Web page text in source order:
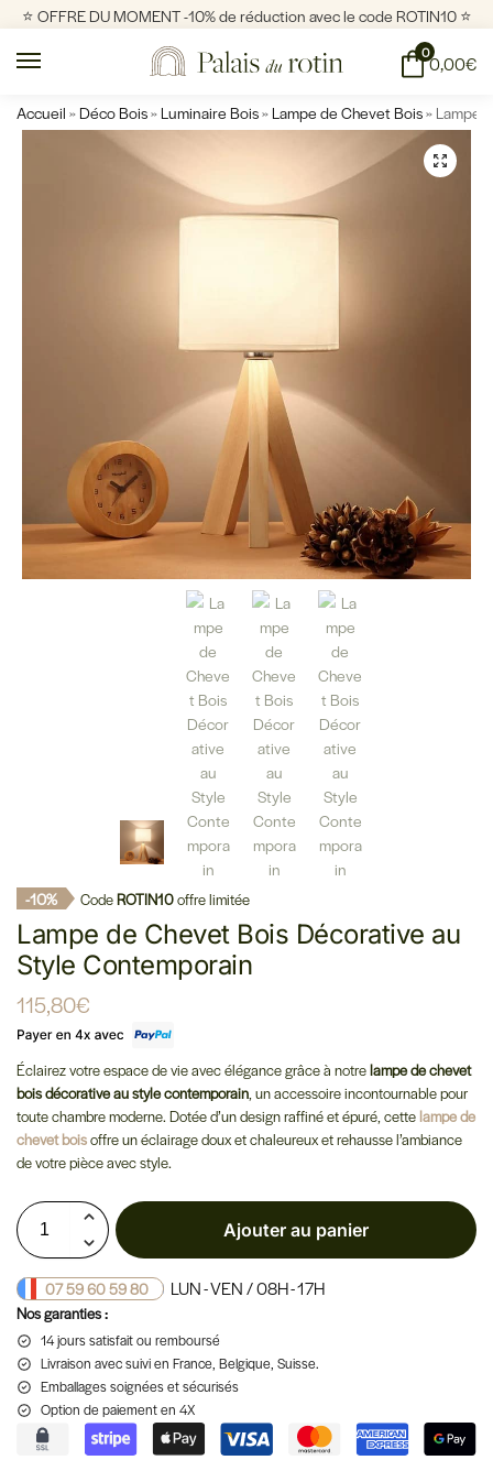
⭐️ OFFRE DU MOMENT -10% de réduction avec le code ROTIN10 ⭐️
00,00€
Accueil » Déco Bois» Luminaire Bois» Lampe de Chevet Bois» Lampe
-10% CodeROTIN10offre limitée
Lampe de Chevet Bois Décorative au
Style Contemporain
115,80€
Éclairez votre espace de vie avec élégance grâce à notrelampe de chevet
bois décorative au style contemporain, un accessoire incontournable pour
toute chambre moderne. Dotée d’un design raffiné et épuré, cettelampe de
chevet boisoffre un éclairage doux et chaleureux et rehausse l’ambiance
de votre pièce avec style.
Ajouter au panier
07 59 60 59 80 LUN - VEN / 08H - 17H
Nos garanties :
14 jours satisfait ou remboursé
Livraison avec suivi en France, Belgique, Suisse.
Emballages soignées et sécurisés
Option de paiement en 4X